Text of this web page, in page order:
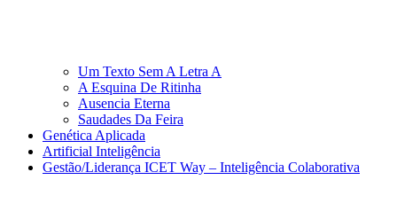
Um Texto Sem A Letra A
A Esquina De Ritinha
Ausencia Eterna
Saudades Da Feira
Genética Aplicada
Artificial Inteligência
Gestão/Liderança ICET Way – Inteligência Colaborativa